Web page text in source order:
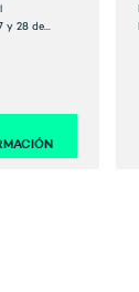
y 28 de